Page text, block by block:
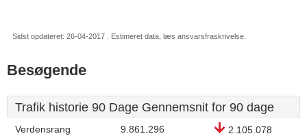
Sidst opdateret: 26-04-2017 . Estimeret data, læs ansvarsfraskrivelse.
Besøgende
Trafik historie 90 Dage Gennemsnit for 90 dage
Verdensrang 9.861.296 2.105.078